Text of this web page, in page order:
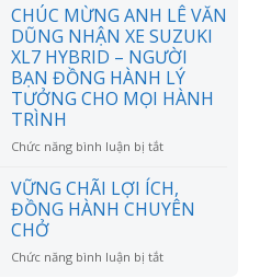
tiết
kiệm
như
lời
đồn?
CHUYÊN
CHỞ
ĐÃI
MỞ
LỐI,
HÀNH
TRÌNH
RỘNG
CHÚC MỪNG ANH LÊ VĂN
DŨNG NHẬN XE SUZUKI
XL7 HYBRID – NGƯỜI
BẠN ĐỒNG HÀNH LÝ
TƯỞNG CHO MỌI HÀNH
TRÌNH
Chức năng bình luận bị tắtở
MỪNG
ANH
LÊ
DŨNG
VỮNG CHÃI LỢI ÍCH,
ĐỒNG HÀNH CHUYÊN
CHỞ
Chức năng bình luận bị tắtở